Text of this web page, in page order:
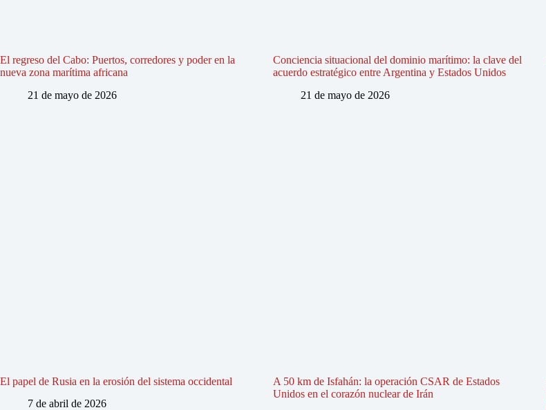
El regreso del Cabo: Puertos, corredores y poder en la
nueva zona marítima africana
21 de mayo de 2026
Conciencia situacional del dominio marítimo: la clave del
acuerdo estratégico entre Argentina y Estados Unidos
21 de mayo de 2026
El papel de Rusia en la erosión del sistema occidental
7 de abril de 2026
A 50 km de Isfahán: la operación CSAR de Estados
Unidos en el corazón nuclear de Irán